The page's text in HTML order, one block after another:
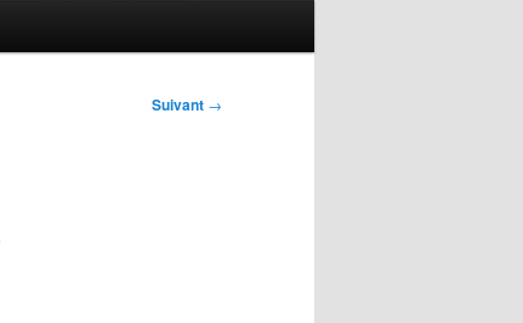
Suivant →